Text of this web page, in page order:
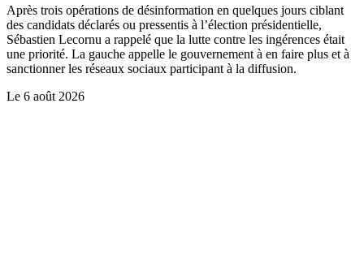
Après trois opérations de désinformation en quelques jours ciblant
des candidats déclarés ou pressentis à l’élection présidentielle,
Sébastien Lecornu a rappelé que la lutte contre les ingérences était
une priorité. La gauche appelle le gouvernement à en faire plus et à
sanctionner les réseaux sociaux participant à la diffusion.
Le 6 août 2026